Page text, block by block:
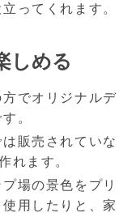
ってくれます。
しめる
でオリジナルデ
。
販売されていな
れます。
場の景色をプリ
用したりと、家